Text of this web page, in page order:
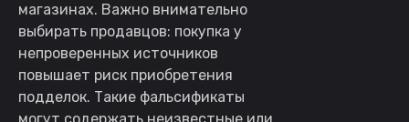
магазинах. Важно внимательно
выбирать продавцов: покупка у
непроверенных источников
повышает риск приобретения
подделок. Такие фальсификаты